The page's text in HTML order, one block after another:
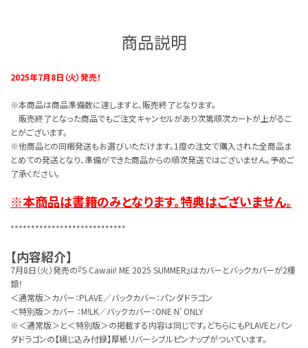
商品説明
2025年7月8日（火）発売！
※本商品は商品準備数に達しますと、販売終了となります。
販売終了となった商品でもご注文キャンセルがあり次第順次カートが上がるこ
とがございます。
※他商品との同梱発送もお選びいただけます。1度の注文で購入された全商品ま
とめての発送となり、準備ができた商品からの順次発送ではございません。予めご
了承ください。
※本商品は書籍のみとなります。特典はございません。
****************************
【内容紹介】
7月8日（火）発売の『S Cawaii! ME 2025 SUMMER』はカバーとバックカバーが2種
類！
＜通常版＞カバー：PLAVE／バックカバー：パンダドラゴン
＜特別版＞カバー ：M!LK／バックカバー：ONE N’ ONLY
※＜通常版＞と＜特別版＞の掲載する内容は同じです。どちらにもPLAVEとパン
ダドラゴンの【綴じ込み付録】厚紙リバーシブルピンナップがついています。